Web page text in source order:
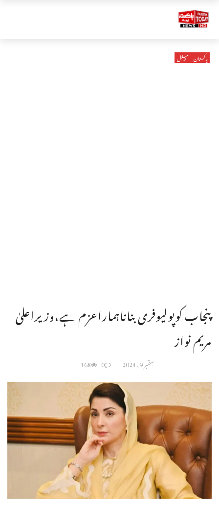
پاکستان سپیشل
پنجاب کوپولیوفری بناناہماراعزم ہے،وزیراعلیٰ
مریم نواز
ستمبر 9, 2024 0
168